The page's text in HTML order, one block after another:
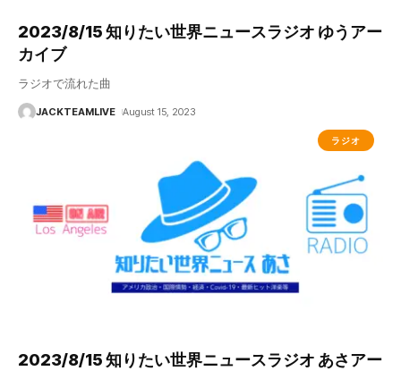
2023/8/15 知りたい世界ニュースラジオ ゆうアー
カイブ
ラジオで流れた曲
JACKTEAMLIVE August 15, 2023
ラジオ
2023/8/15 知りたい世界ニュースラジオ あさアー